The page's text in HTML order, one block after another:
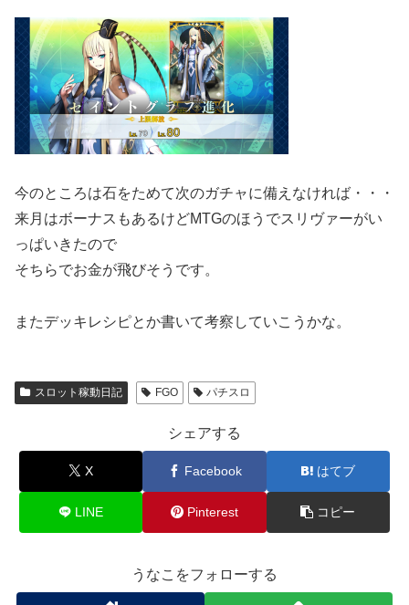
今のところは石をためて次のガチャに備えなければ・・・
来月はボーナスもあるけどMTGのほうでスリヴァーがい
っぱいきたので
そちらでお金が飛びそうです。
またデッキレシピとか書いて考察していこうかな。
スロット稼動日記 FGO パチスロ
シェアする
X Facebook はてブ
LINE Pinterest コピー
うなこをフォローする